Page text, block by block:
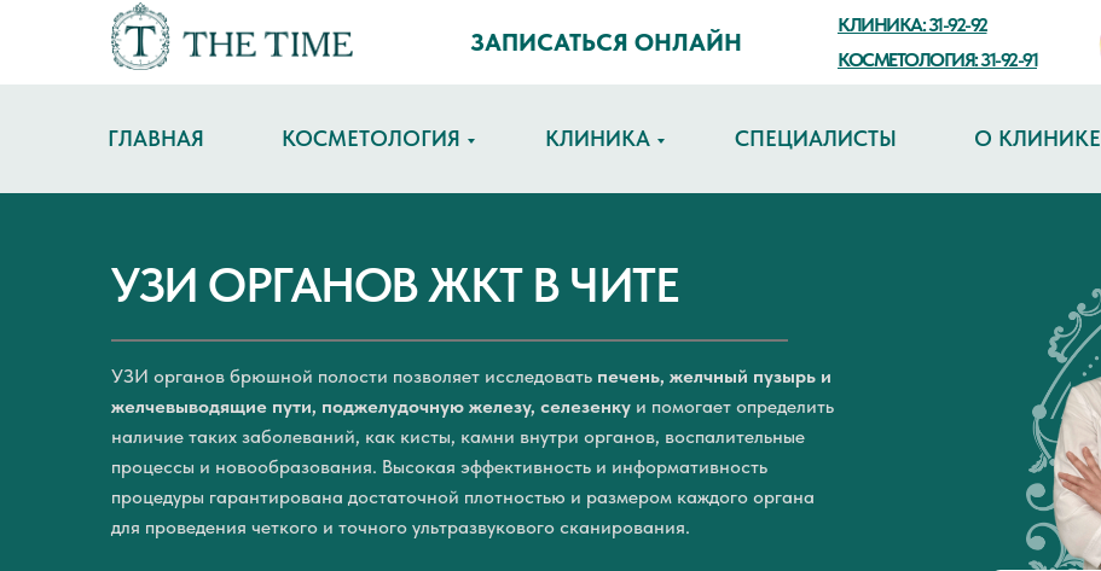
КЛИНИКА: 31-92-92
КОСМЕТОЛОГИЯ: 31-92-91
ЗАПИСАТЬСЯ ОНЛАЙН
ГЛАВНАЯ КОСМЕТОЛОГИЯ КЛИНИКА СПЕЦИАЛИСТЫ О КЛИНИКЕ
УЗИ ОРГАНОВ ЖКТ В ЧИТЕ
УЗИ органов брюшной полости позволяет исследовать печень, желчный пузырь и
желчевыводящие пути, поджелудочную железу, селезенку и помогает определить
наличие таких заболеваний, как кисты, камни внутри органов, воспалительные
процессы и новообразования. Высокая эффективность и информативность
процедуры гарантирована достаточной плотностью и размером каждого органа
для проведения четкого и точного ультразвукового сканирования.